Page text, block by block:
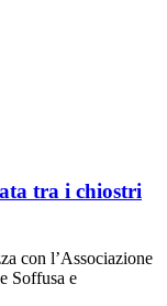
tra i chiostri
con l’Associazione
Soffusa e